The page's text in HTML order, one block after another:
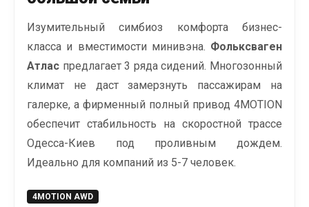
Изумительный симбиоз комфорта бизнес-
класса и вместимости минивэна. Фольксваген
Атласпредлагает 3 ряда сидений. Многозонный
климат не даст замерзнуть пассажирам на
галерке, а фирменный полный привод 4MOTION
обеспечит стабильность на скоростной трассе
Одесса-Киев под проливным дождем.
Идеально для компаний из 5-7 человек.
4MOTION AWD